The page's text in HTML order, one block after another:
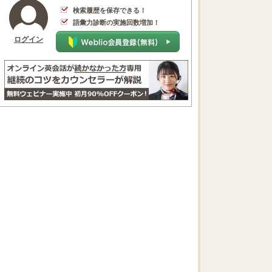
ログイン
検索履歴を保存できる！
語彙力診断の実施回数増加！